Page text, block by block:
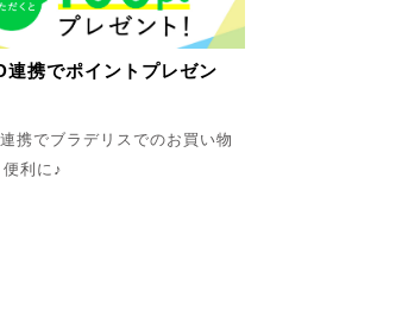
連携でポイントプレゼン
携でブラデリスでのお買い物
利に♪